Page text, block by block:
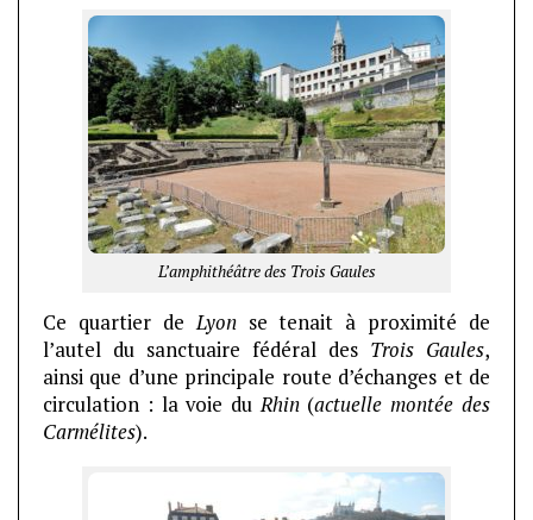
L’amphithéâtre des Trois Gaules
Ce quartier deLyonse tenait à proximité de
l’autel du sanctuaire fédéral des Trois Gaules,
ainsi que d’une principale route d’échanges et de
circulation : la voie duRhin(actuelle montée des
Carmélites).